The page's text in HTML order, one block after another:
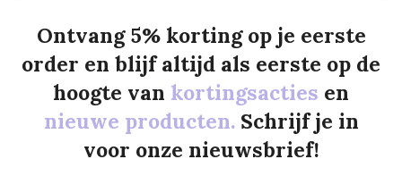
Ontvang 5% korting op je eerste
order en blijf altijd als eerste op de
hoogte van kortingsacties en
nieuwe producten. Schrijf je in
voor onze nieuwsbrief!